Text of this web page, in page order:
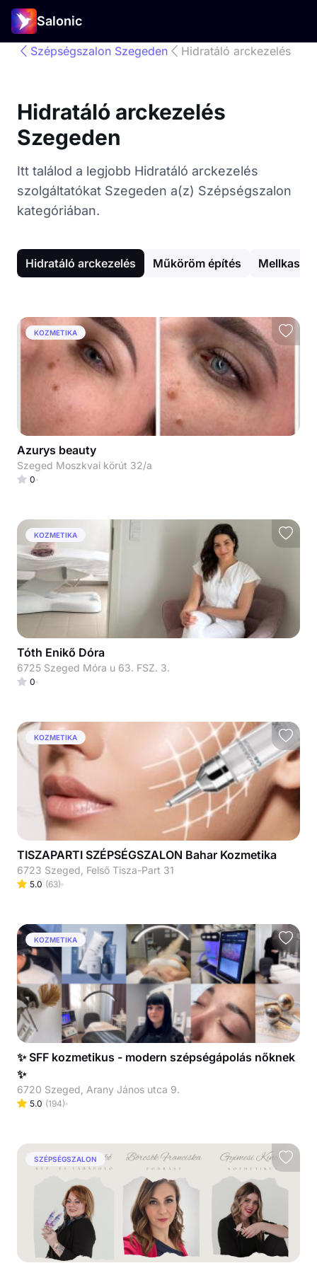
Salonic
Szépségszalon Szegeden Hidratáló arckezelés
Hidratáló arckezelés
Szegeden
Itt találod a legjobb Hidratáló arckezelés
szolgáltatókat Szegeden a(z) Szépségszalon
kategóriában.
Hidratáló arckezelés Műköröm építés Mellkas
KOZMETIKA
Azurys beauty
Szeged Moszkvai körút 32/a
0
KOZMETIKA
Tóth Enikő Dóra
6725 Szeged Móra u 63. FSZ. 3.
0
KOZMETIKA
TISZAPARTI SZÉPSÉGSZALON Bahar Kozmetika
6723 Szeged, Felső Tisza-Part 31
5.0 (63)
KOZMETIKA
✨ SFF kozmetikus - modern szépségápolás nőknek
✨
6720 Szeged, Arany János utca 9.
5.0 (194)
SZÉPSÉGSZALON